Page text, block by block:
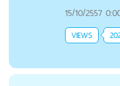
15/10/2557
VIEWS